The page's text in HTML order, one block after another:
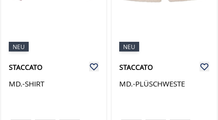
NEU
STACCATO
MD.-SHIRT
NEU
STACCATO
MD.-PLÜSCHWESTE